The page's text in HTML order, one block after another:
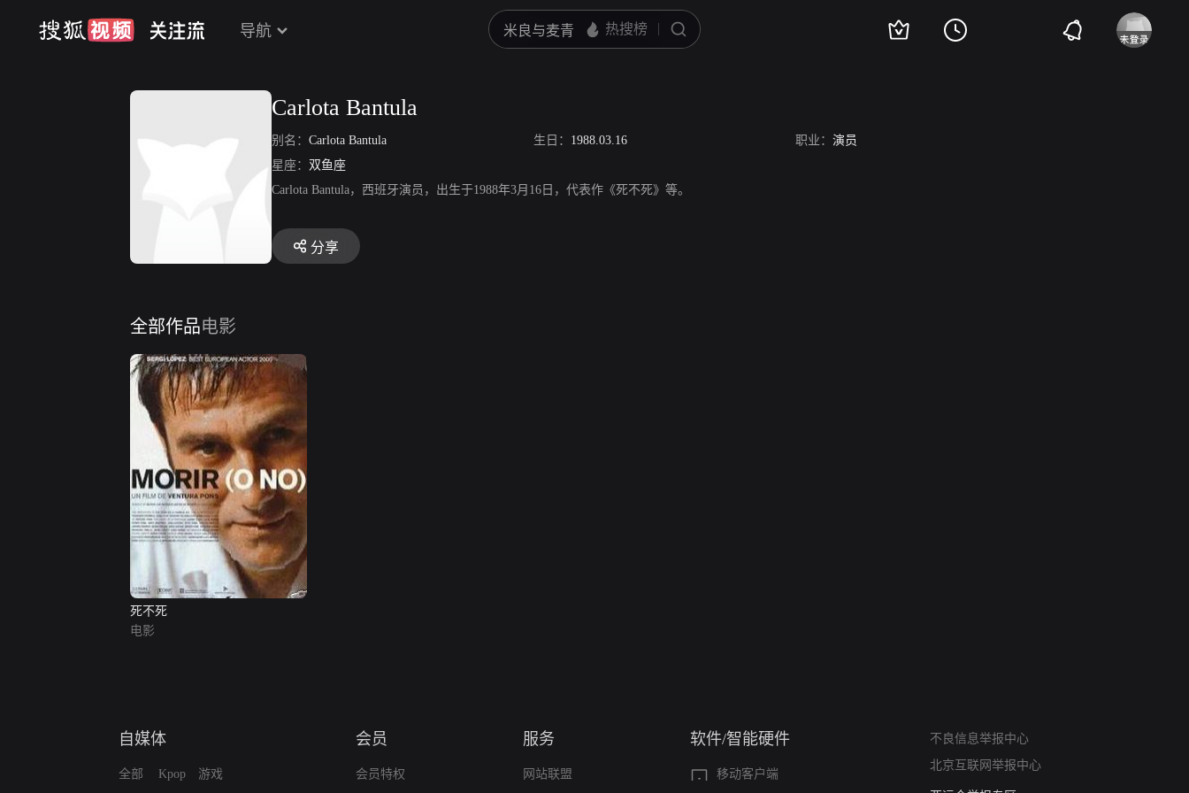
导航
Carlota Bantula
别名： Carlota Bantula 生日： 1988.03.16 职业： 演员
星座： 双鱼座
Carlota Bantula，西班牙演员，出生于1988年3月16日，代表作《死不死》等。
分享
全部作品电影
死不死
电影
自媒体
全部 Kpop 游戏
会员
会员特权
服务
网站联盟
软件/智能硬件
移动客户端
不良信息举报中心
北京互联网举报中心
算法推荐专项举报